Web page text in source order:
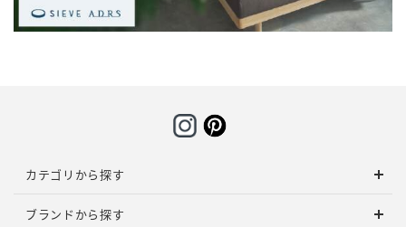
カテゴリから探す
ブランドから探す